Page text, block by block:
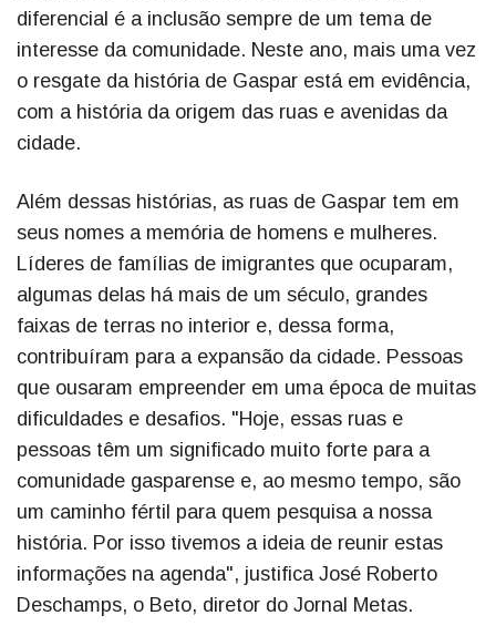
diferencial é a inclusão sempre de um tema de
interesse da comunidade. Neste ano, mais uma vez
o resgate da história de Gaspar está em evidência,
com a história da origem das ruas e avenidas da
cidade.
Além dessas histórias, as ruas de Gaspar tem em
seus nomes a memória de homens e mulheres.
Líderes de famílias de imigrantes que ocuparam,
algumas delas há mais de um século, grandes
faixas de terras no interior e, dessa forma,
contribuíram para a expansão da cidade. Pessoas
que ousaram empreender em uma época de muitas
dificuldades e desafios. "Hoje, essas ruas e
pessoas têm um significado muito forte para a
comunidade gasparense e, ao mesmo tempo, são
um caminho fértil para quem pesquisa a nossa
história. Por isso tivemos a ideia de reunir estas
informações na agenda", justifica José Roberto
Deschamps, o Beto, diretor do Jornal Metas.